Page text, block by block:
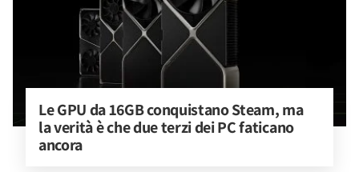
Le GPU da 16GB conquistano Steam, ma
la verità è che due terzi dei PC faticano
ancora